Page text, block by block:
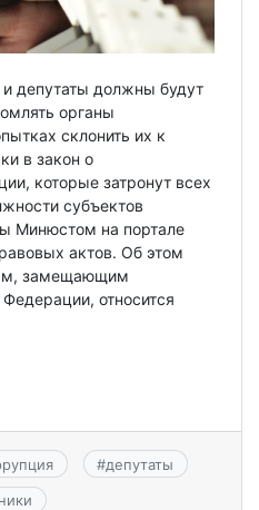
депутаты должны будут
органы
склонить их к
в закон о
которые затронут всех
субъектов
Минюстом на портале
актов. Об этом
замещающим
относится
#депутаты